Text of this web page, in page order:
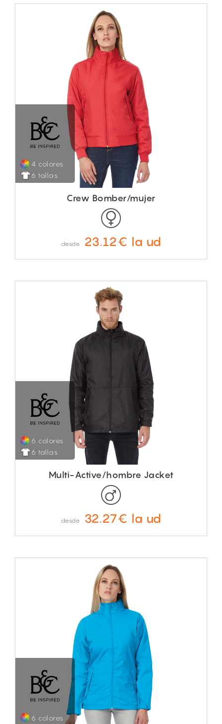
4 colores
6 tallas
Crew Bomber/mujer
desde 23.12€ la ud
6 colores
6 tallas
Multi-Active/hombre Jacket
desde 32.27€ la ud
6 colores